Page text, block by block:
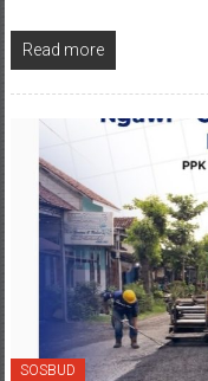
Read more
SOSBUD